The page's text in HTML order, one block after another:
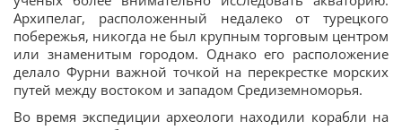
Архипелаг, расположенный недалеко от турецкого
побережья, никогда не был крупным торговым центром
или знаменитым городом. Однако его расположение
делало Фурни важной точкой на перекрестке морских
путей между востоком и западом Средиземноморья.
Во время экспедиции археологи находили корабли на